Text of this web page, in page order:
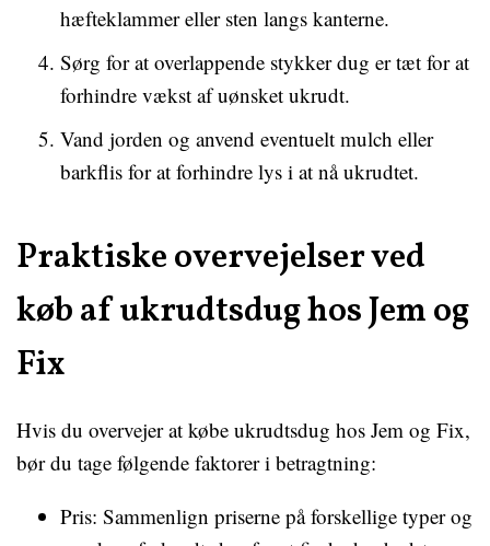
hæfteklammer eller sten langs kanterne.
Sørg for at overlappende stykker dug er tæt for at
forhindre vækst af uønsket ukrudt.
Vand jorden og anvend eventuelt mulch eller
barkflis for at forhindre lys i at nå ukrudtet.
Praktiske overvejelser ved
køb af ukrudtsdug hos Jem og
Fix
Hvis du overvejer at købe ukrudtsdug hos Jem og Fix,
bør du tage følgende faktorer i betragtning:
Pris: Sammenlign priserne på forskellige typer og